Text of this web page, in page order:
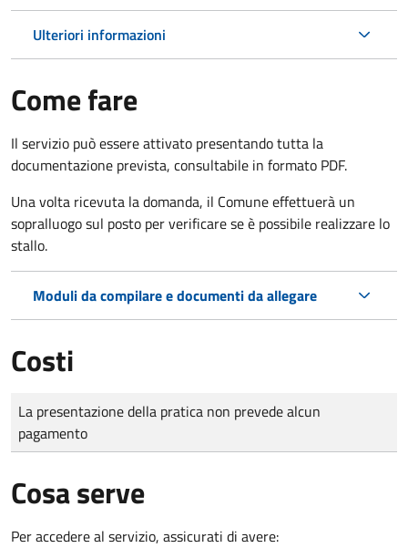
Ulteriori informazioni
Come fare
Il servizio può essere attivato presentando tutta la
documentazione prevista, consultabile in formato PDF.
Una volta ricevuta la domanda, il Comune effettuerà un
sopralluogo sul posto per verificare se è possibile realizzare lo
stallo.
Moduli da compilare e documenti da allegare
Costi
Tipo di pagamento
Importo
La presentazione della pratica non prevede alcun
pagamento
Cosa serve
Per accedere al servizio, assicurati di avere: